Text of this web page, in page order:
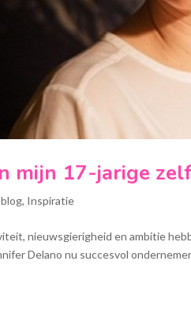
mijn 17-jarige
blog, Inspiratie
nieuwsgierigheid en ambitie
Delano nu succesvol